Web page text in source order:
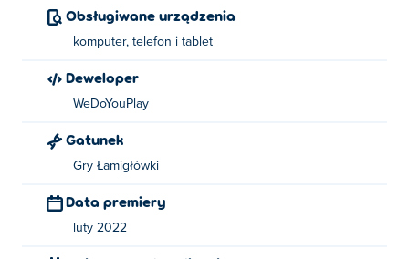
Obsługiwane urządzenia
komputer, telefon i tablet
Deweloper
WeDoYouPlay
Gatunek
Gry Łamigłówki
Data premiery
luty 2022